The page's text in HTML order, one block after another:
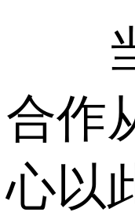
当
合作
心以